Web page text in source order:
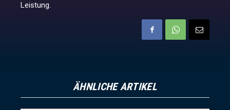
Leistung.
ÄHNLICHE ARTIKEL